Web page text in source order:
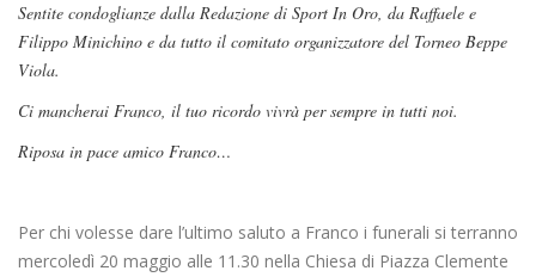
Sentite condoglianze dalla Redazione di Sport In Oro, da Raffaele e
Filippo Minichino e da tutto il comitato organizzatore del Torneo Beppe
Viola.
Ci mancherai Franco, il tuo ricordo vivrà per sempre in tutti noi.
Riposa in pace amico Franco…
Per chi volesse dare l’ultimo saluto a Franco i funerali si terranno
mercoledì 20 maggio alle 11.30 nella Chiesa di Piazza Clemente